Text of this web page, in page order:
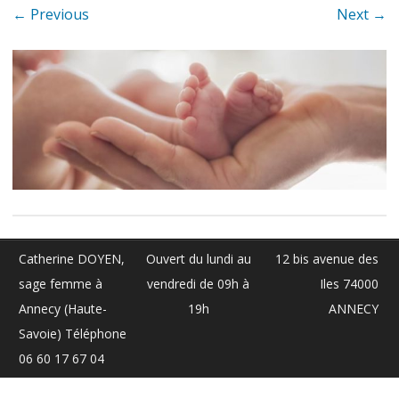
← Previous Next →
Catherine DOYEN,
sage femme à
Annecy (Haute-
Savoie) Téléphone
06 60 17 67 04
Ouvert du lundi au
vendredi de 09h à
19h
12 bis avenue des
Iles 74000
ANNECY